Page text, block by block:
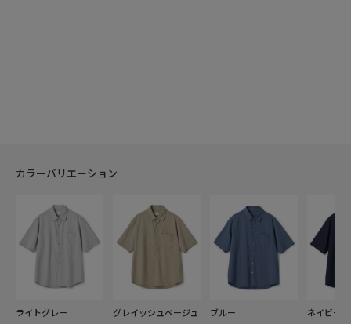
カラーバリエーション
ライトグレー グレイッシュベージュ ブルー ネイビー